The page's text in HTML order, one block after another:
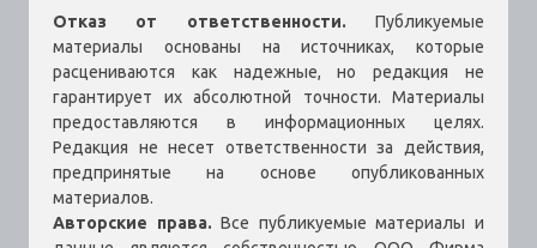
Отказ от ответственности. Публикуемые
материалы основаны на источниках, которые
расцениваются как надежные, но редакция не
гарантирует их абсолютной точности. Материалы
предоставляются в информационных целях.
Редакция не несет ответственности за действия,
предпринятые на основе опубликованных
материалов.
Авторские права. Все публикуемые материалы и